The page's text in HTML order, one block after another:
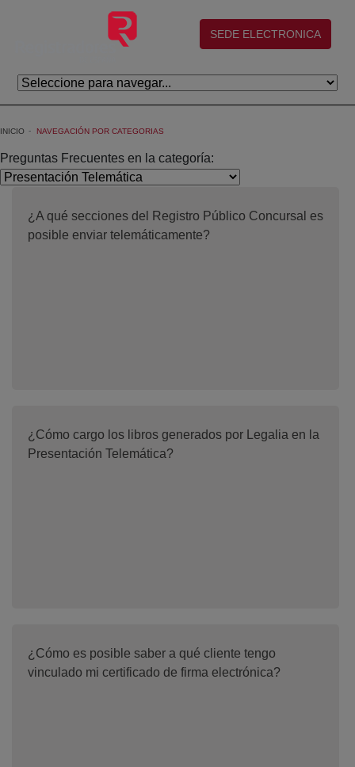
Eduki nagusira joan
(abre en nueva ventana)
SEDE ELECTRONICA
INICIO NAVEGACIÓN POR CATEGORIAS
Preguntas Frecuentes en la categoría:
¿A qué secciones del Registro Público Concursal es
posible enviar telemáticamente?
¿Cómo cargo los libros generados por Legalia en la
Presentación Telemática?
¿Cómo es posible saber a qué cliente tengo
vinculado mi certificado de firma electrónica?